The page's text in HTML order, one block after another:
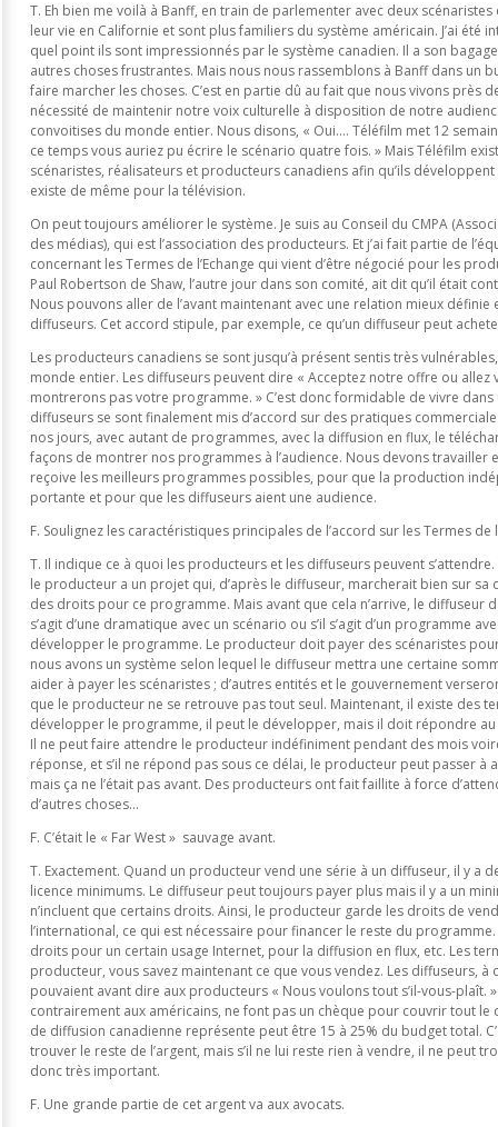
T. Eh bien me voilà à Banff, en train de parlementer avec deux
leur vie en Californie et sont plus familiers du système américain. J’ai été
quel point ils sont impressionnés par le système canadien. Il a son
autres choses frustrantes. Mais nous nous rassemblons à Banff dans un
faire marcher les choses. C’est en partie dû au fait que nous vivons près
nécessité de maintenir notre voix culturelle à disposition de notre
convoitises du monde entier. Nous disons, « Oui…. Téléfilm met 12
ce temps vous auriez pu écrire le scénario quatre fois. » Mais Téléfilm
scénaristes, réalisateurs et producteurs canadiens afin qu’ils développent
existe de même pour la télévision.
On peut toujours améliorer le système. Je suis au Conseil du CMPA
des médias), qui est l’association des producteurs. Et j’ai fait partie de
concernant les Termes de l’Echange qui vient d’être négocié pour les
Paul Robertson de Shaw, l’autre jour dans son comité, ait dit qu’il était
Nous pouvons aller de l’avant maintenant avec une relation mieux
diffuseurs. Cet accord stipule, par exemple, ce qu’un diffuseur peut
Les producteurs canadiens se sont jusqu’à présent sentis très
monde entier. Les diffuseurs peuvent dire « Acceptez notre offre ou
montrerons pas votre programme. » C’est donc formidable de vivre
diffuseurs se sont finalement mis d’accord sur des pratiques
nos jours, avec autant de programmes, avec la diffusion en flux, le
façons de montrer nos programmes à l’audience. Nous devons travailler
reçoive les meilleurs programmes possibles, pour que la production
portante et pour que les diffuseurs aient une audience.
F. Soulignez les caractéristiques principales de l’accord sur les Termes de
T. Il indique ce à quoi les producteurs et les diffuseurs peuvent s’attendre.
le producteur a un projet qui, d’après le diffuseur, marcherait bien sur sa
des droits pour ce programme. Mais avant que cela n’arrive, le diffuseur
s’agit d’une dramatique avec un scénario ou s’il s’agit d’un programme
développer le programme. Le producteur doit payer des scénaristes
nous avons un système selon lequel le diffuseur mettra une certaine
aider à payer les scénaristes ; d’autres entités et le gouvernement
que le producteur ne se retrouve pas tout seul. Maintenant, il existe des
développer le programme, il peut le développer, mais il doit répondre
Il ne peut faire attendre le producteur indéfiniment pendant des mois
réponse, et s’il ne répond pas sous ce délai, le producteur peut passer à
mais ça ne l’était pas avant. Des producteurs ont fait faillite à force
d’autres choses…
F. C’était le « Far West » sauvage avant.
T. Exactement. Quand un producteur vend une série à un diffuseur, il y a
licence minimums. Le diffuseur peut toujours payer plus mais il y a un
n’incluent que certains droits. Ainsi, le producteur garde les droits de
l’international, ce qui est nécessaire pour financer le reste du
droits pour un certain usage Internet, pour la diffusion en flux, etc. Les
producteur, vous savez maintenant ce que vous vendez. Les diffuseurs, à
pouvaient avant dire aux producteurs « Nous voulons tout s’il-vous-plaît.
contrairement aux américains, ne font pas un chèque pour couvrir tout le
de diffusion canadienne représente peut être 15 à 25% du budget total.
trouver le reste de l’argent, mais s’il ne lui reste rien à vendre, il ne peut
donc très important.
F. Une grande partie de cet argent va aux avocats.